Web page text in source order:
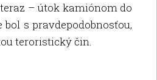
– útok kamiónom do
s pravdepodobnosťou,
teroristický čin.